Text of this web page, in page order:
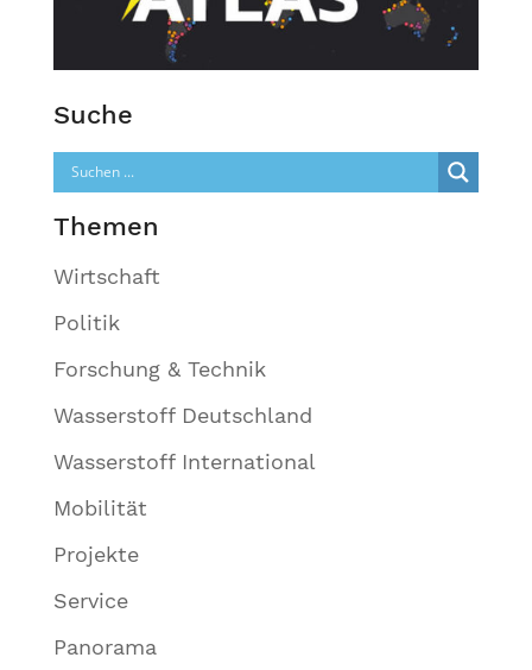
Suche
Themen
Wirtschaft
Politik
Forschung & Technik
Wasserstoff Deutschland
Wasserstoff International
Mobilität
Projekte
Service
Panorama